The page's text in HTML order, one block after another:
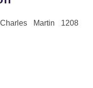
Martin 1208